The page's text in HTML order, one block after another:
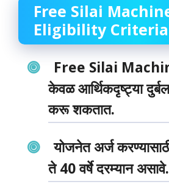
Free Silai
Eligibility Criteria
Free Silai
केवळ आर्थिकदृष्ट्या
करू शकतात.
योजनेत अर्ज
ते 40 वर्षे दरम्यान असावे.